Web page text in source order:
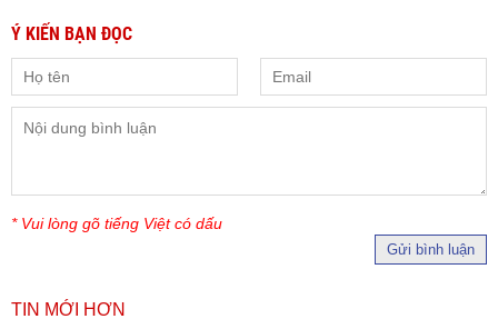
Ý KIẾN BẠN ĐỌC
* Vui lòng gõ tiếng Việt có dấu
Gửi bình luận
TIN MỚI HƠN